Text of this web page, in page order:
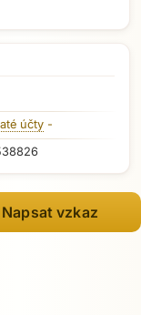
obsah
účty -
Napsat vzkaz